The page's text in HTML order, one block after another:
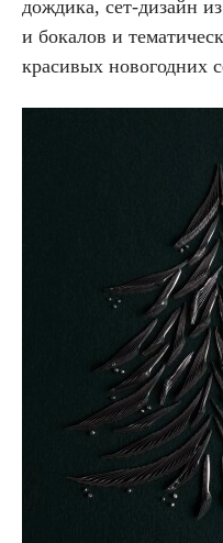
дождика, сет-дизайн
и бокалов и
красивых новогодних